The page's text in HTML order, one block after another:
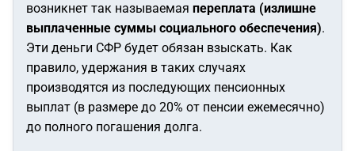
возникнет так называемая переплата (излишне
выплаченные суммы социального обеспечения).
Эти деньги СФР будет обязан взыскать. Как
правило, удержания в таких случаях
производятся из последующих пенсионных
выплат (в размере до 20% от пенсии ежемесячно)
до полного погашения долга.